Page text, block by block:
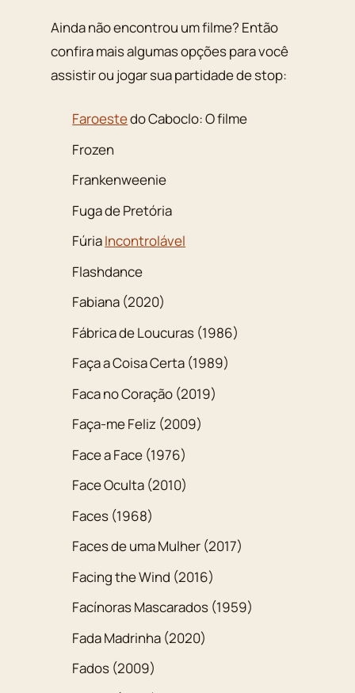
Ainda não encontrou um filme? Então
confira mais algumas opções para você
assistir ou jogar sua partidade de stop:
Faroestedo Caboclo: O filme
Frozen
Frankenweenie
Fuga de Pretória
FúriaIncontrolável
Flashdance
Fabiana (2020)
Fábrica de Loucuras (1986)
Faça a Coisa Certa (1989)
Faca no Coração (2019)
Faça-me Feliz (2009)
Face a Face (1976)
Face Oculta (2010)
Faces (1968)
Faces de uma Mulher (2017)
Facing the Wind (2016)
Facínoras Mascarados (1959)
Fada Madrinha (2020)
Fados (2009)